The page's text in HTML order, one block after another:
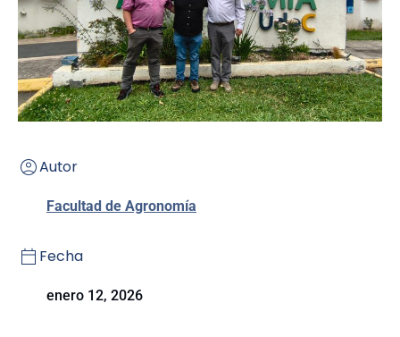
Autor
Facultad de Agronomía
Fecha
enero 12, 2026